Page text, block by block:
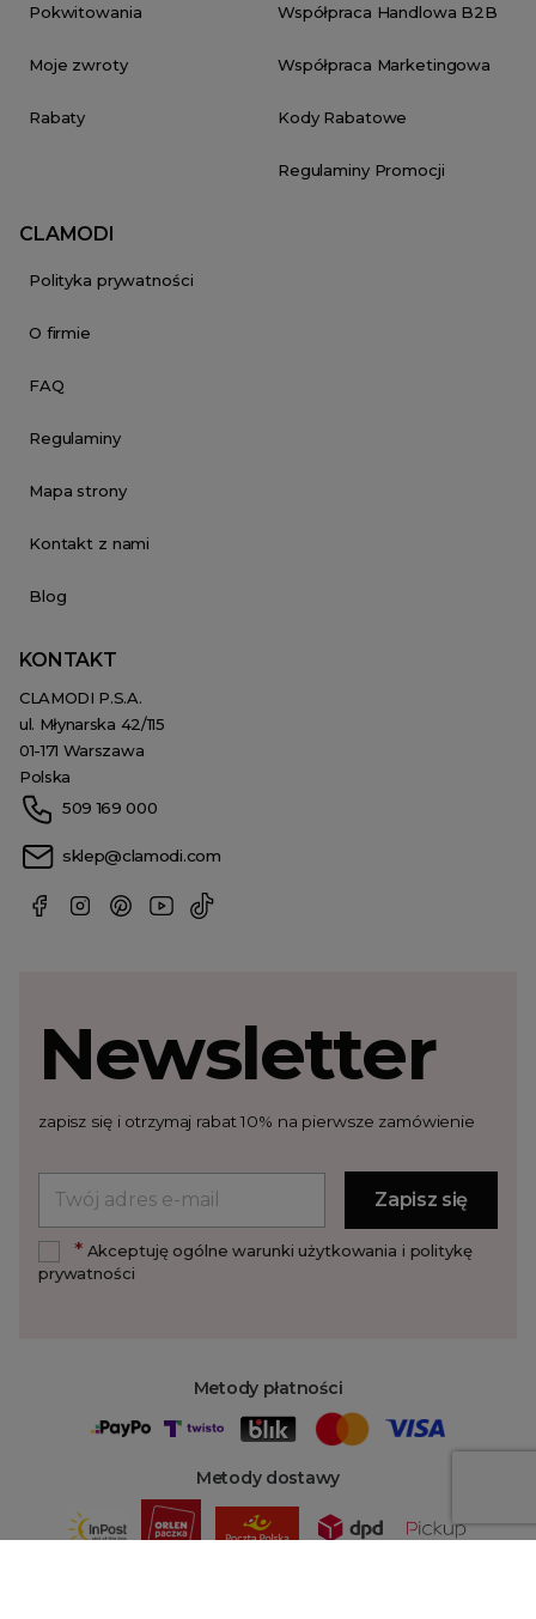
Pokwitowania
Moje zwroty
Rabaty
Współpraca Handlowa B2B
Współpraca Marketingowa
Kody Rabatowe
Regulaminy Promocji
CLAMODI
Polityka prywatności
O firmie
FAQ
Regulaminy
Mapa strony
Kontakt z nami
Blog
KONTAKT
CLAMODI P.S.A.
ul. Młynarska 42/115
01-171 Warszawa
Polska
509 169 000
sklep@clamodi.com
Metody płatności
Metody dostawy
Newsletter
zapisz się i otrzymaj rabat 10% na pierwsze zamówienie
*Akceptuję ogólne warunki użytkowania i politykę
prywatności